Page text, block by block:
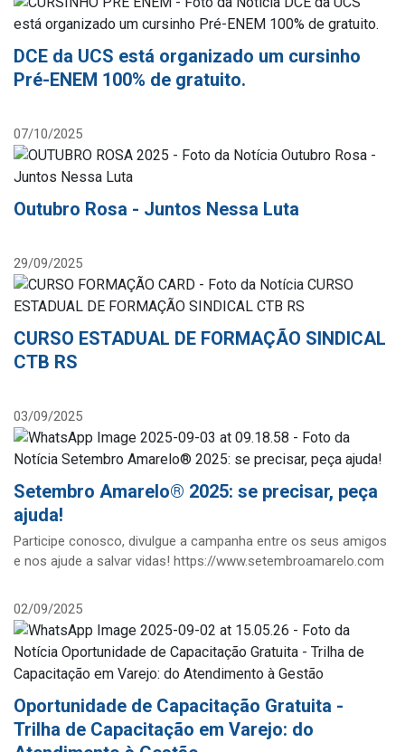
DCE da UCS está organizado um cursinho
Pré-ENEM 100% de gratuito.
07/10/2025
Outubro Rosa - Juntos Nessa Luta
29/09/2025
CURSO ESTADUAL DE FORMAÇÃO SINDICAL
CTB RS
03/09/2025
Setembro Amarelo® 2025: se precisar, peça
ajuda!
Participe conosco, divulgue a campanha entre os seus amigos
e nos ajude a salvar vidas! https://www.setembroamarelo.com
02/09/2025
Oportunidade de Capacitação Gratuita -
Trilha de Capacitação em Varejo: do